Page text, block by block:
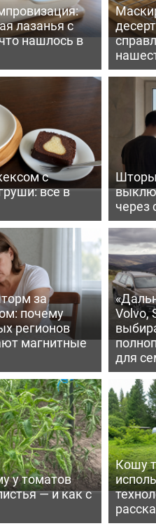
лазанья с
нашлось в
с
все в
Шторы
через
за
почему
регионов
магнитные
Volvo,
для
у томатов
— и как с
Кошу